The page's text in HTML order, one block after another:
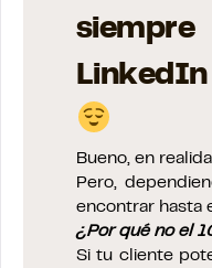
Bueno, en
Pero,
encontrar hasta
¿Por qué no el
Si tu cliente